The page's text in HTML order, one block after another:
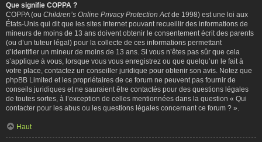
Que signifie COPPA ?
COPPA (ou Children’s Online Privacy Protection Actde 1998) est une loi aux
États-Unis qui dit que les sites Internet pouvant recueillir des informations de
mineurs de moins de 13 ans doivent obtenir le consentement écrit des parents
(ou d’un tuteur légal) pour la collecte de ces informations permettant
d’identifier un mineur de moins de 13 ans. Si vous n’êtes pas sûr que cela
s’applique à vous, lorsque vous vous enregistrez ou que quelqu’un le fait à
votre place, contactez un conseiller juridique pour obtenir son avis. Notez que
phpBB Limited et les propriétaires de ce forum ne peuvent pas fournir de
conseils juridiques et ne sauraient être contactés pour des questions légales
de toutes sortes, à l’exception de celles mentionnées dans la question « Qui
contacter pour les abus ou les questions légales concernant ce forum ? ».
Haut